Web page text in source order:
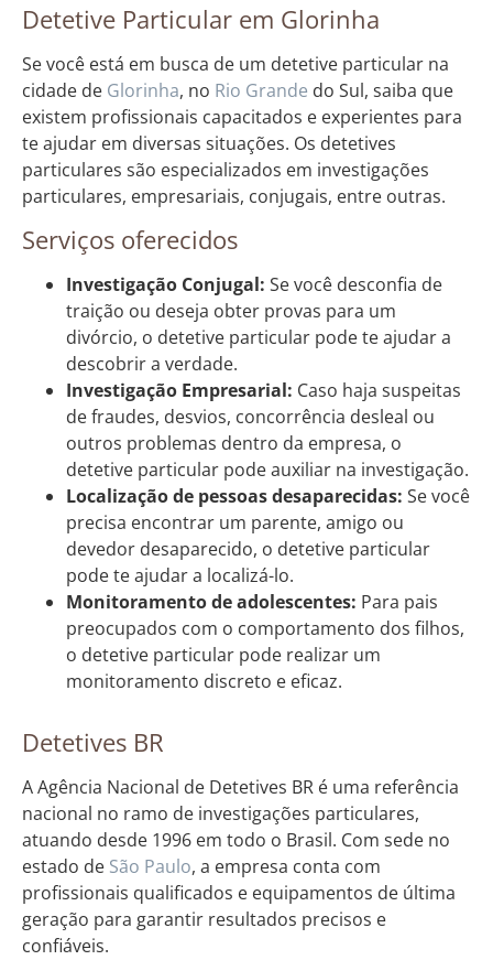
Detetive Particular em Glorinha
Se você está em busca de um detetive particular na
cidade de Glorinha, no Rio Grande do Sul, saiba que
existem profissionais capacitados e experientes para
te ajudar em diversas situações. Os detetives
particulares são especializados em investigações
particulares, empresariais, conjugais, entre outras.
Serviços oferecidos
Investigação Conjugal: Se você desconfia de
traição ou deseja obter provas para um
divórcio, o detetive particular pode te ajudar a
descobrir a verdade.
Investigação Empresarial: Caso haja suspeitas
de fraudes, desvios, concorrência desleal ou
outros problemas dentro da empresa, o
detetive particular pode auxiliar na investigação.
Localização de pessoas desaparecidas: Se você
precisa encontrar um parente, amigo ou
devedor desaparecido, o detetive particular
pode te ajudar a localizá-lo.
Monitoramento de adolescentes: Para pais
preocupados com o comportamento dos filhos,
o detetive particular pode realizar um
monitoramento discreto e eficaz.
Detetives BR
A Agência Nacional de Detetives BR é uma referência
nacional no ramo de investigações particulares,
atuando desde 1996 em todo o Brasil. Com sede no
estado de São Paulo, a empresa conta com
profissionais qualificados e equipamentos de última
geração para garantir resultados precisos e
confiáveis.